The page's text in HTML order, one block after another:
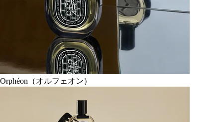
Orphéon（オルフェオン）